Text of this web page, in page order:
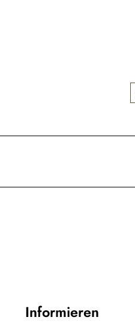
Informieren